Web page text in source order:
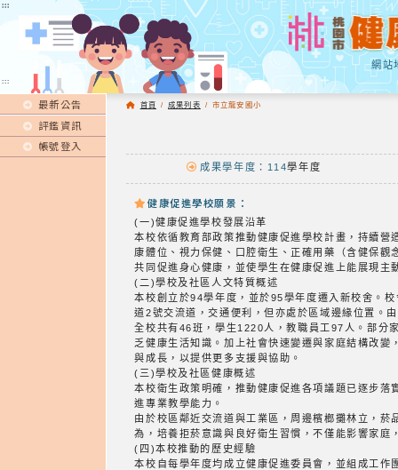
:::
網站
:::
最新公告
評鑑資訊
帳號登入
首頁 / 成果列表 / 市立龍安國小
成果學年度：114學年度
健康促進學校願景：
(一)健康促進學校發展沿革
本校依循教育部政策推動健康促進學校計畫，持續
康體位、視力保健、口腔衛生、正確用藥（含健保
共同促進身心健康，並使學生在健康促進上能展現主
(二)學校及社區人文特質概述
本校創立於94學年度，並於95學年度遷入新校舍。
道2號交流道，交通便利，但亦處於區域邊緣位置。
全校共有46班，學生1220人，教職員工97人。部分
乏健康生活知識。加上社會快速變遷與家庭結構改
與成長，以提供更多支援與協助。
(三)學校及社區健康概述
本校衛生政策明確，推動健康促進各項議題已逐步
進專業教學能力。
由於校區鄰近交流道與工業區，周邊檳榔攤林立，
為，培養拒菸意識與良好衛生習慣，不僅能影響家庭
(四)本校推動的歷史經驗
本校自每學年度均成立健康促進委員會，並組成工
:::